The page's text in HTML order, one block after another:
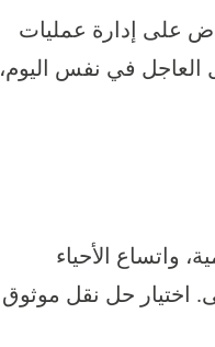
على إدارة عمليات
العاجل في نفس اليوم،
واتساع الأحياء
اختيار حل نقل موثوق